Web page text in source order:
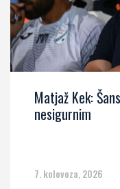
Matjaž Kek:
nesigurnim
7. kolovoza, 2026